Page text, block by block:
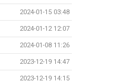
2024-01-15 03:48
2024-01-12 12:07
2024-01-08 11:26
2023-12-19 14:47
2023-12-19 14:15